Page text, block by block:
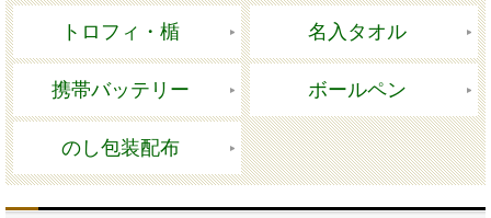
トロフィ・楯 名入タオル
携帯バッテリー ボールペン
のし包装配布